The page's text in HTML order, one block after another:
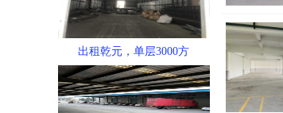
出租乾元，单层3000方